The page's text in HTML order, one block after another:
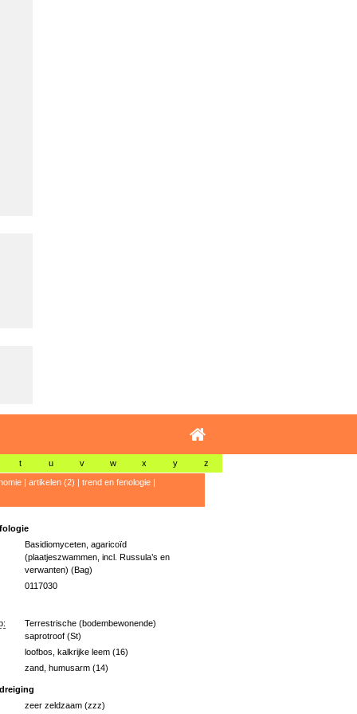
t u v w x y z
| artikelen (2) | trend en fenologie|
Basidiomyceten, agaricoïd
(plaatjeszwammen, incl. Russula’s en
verwanten) (Bag)
0117030
Terrestrische (bodembewonende)
saprotroof (St)
loofbos, kalkrijke leem (16)
zand, humusarm (14)
zeer zeldzaam (zzz)